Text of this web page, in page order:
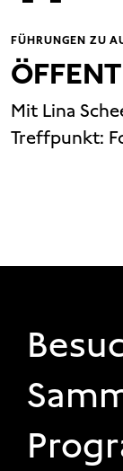
FÜHRUNGEN ZU
Mit Lina
Treffpunkt: